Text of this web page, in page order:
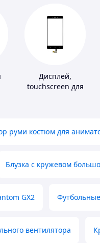
Дисплей,
touchscreen для
руми костюм для
Блузка с кружевом
GX2
вентилятора